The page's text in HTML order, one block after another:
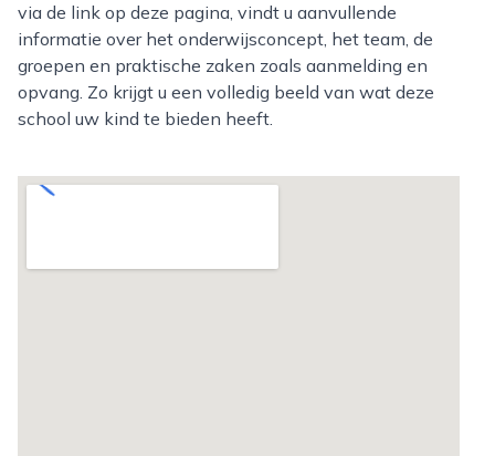
via de link op deze pagina, vindt u aanvullende
informatie over het onderwijsconcept, het team, de
groepen en praktische zaken zoals aanmelding en
opvang. Zo krijgt u een volledig beeld van wat deze
school uw kind te bieden heeft.